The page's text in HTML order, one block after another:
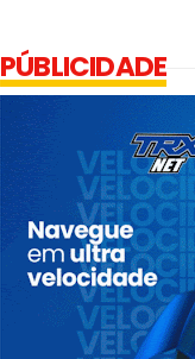
PÚBLICIDADE